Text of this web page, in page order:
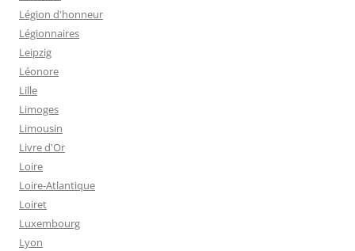
Légion d'honneur
Légionnaires
Leipzig
Léonore
Lille
Limoges
Limousin
Livre d'Or
Loire
Loire-Atlantique
Loiret
Luxembourg
Lyon